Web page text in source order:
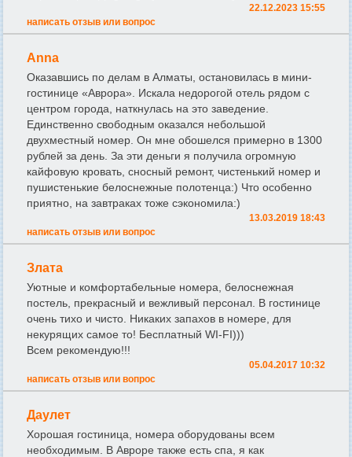
22.12.2023 15:55
написать отзыв или вопрос
Anna
Оказавшись по делам в Алматы, остановилась в мини-
гостинице «Аврора». Искала недорогой отель рядом с
центром города, наткнулась на это заведение.
Единственно свободным оказался небольшой
двухместный номер. Он мне обошелся примерно в 1300
рублей за день. За эти деньги я получила огромную
кайфовую кровать, сносный ремонт, чистенький номер и
пушистенькие белоснежные полотенца:) Что особенно
приятно, на завтраках тоже сэкономила:)
13.03.2019 18:43
написать отзыв или вопрос
Злата
Уютные и комфортабельные номера, белоснежная
постель, прекрасный и вежливый персонал. В гостинице
очень тихо и чисто. Никаких запахов в номере, для
некурящих самое то! Бесплатный WI-FI)))
Всем рекомендую!!!
05.04.2017 10:32
написать отзыв или вопрос
Даулет
Хорошая гостиница, номера оборудованы всем
необходимым. В Авроре также есть спа, я как